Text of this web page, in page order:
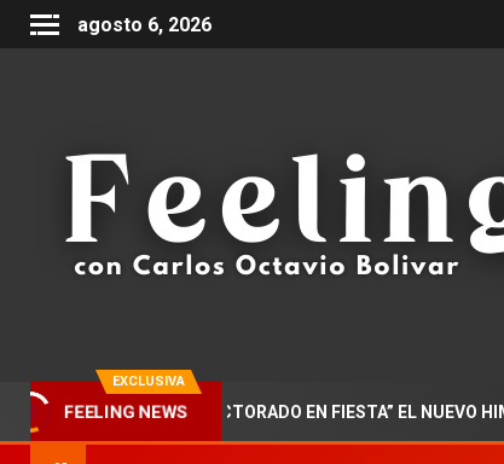
agosto 6, 2026
EXCLUSIVA
FEELING NEWS
PRESENTA “DOCTORADO EN FIESTA” EL NUEVO HIMNO DE